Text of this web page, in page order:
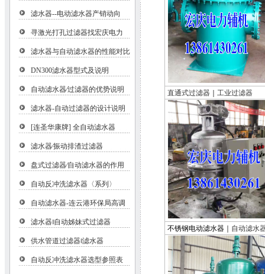
滤水器--电动滤水器产销动向
寻激光打孔过滤器找宏庆电力
滤水器与自动滤水器的性能对比
DN300滤水器型式及说明
自动滤水器∕过滤器的优势说明
滤水器-自动过滤器的设计说明
[连圣华康牌] 全自动滤水器
滤水器∕振动排渣过滤器
盘式过滤器∕自动滤水器的作用
自动反冲洗滤水器〈系列〉
自动滤水器-连云港环保局高调
滤水器‖自动姊妹式过滤器
供水管道过滤器‖滤水器
自动反冲洗滤水器选型参照表
直通式过滤器 ｜工业过滤器
不锈钢电动滤水器｜ 自动滤水